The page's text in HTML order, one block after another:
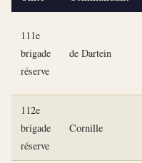
111e
brigade
réserve
de Dartein
112e
brigade
réserve
Cornille